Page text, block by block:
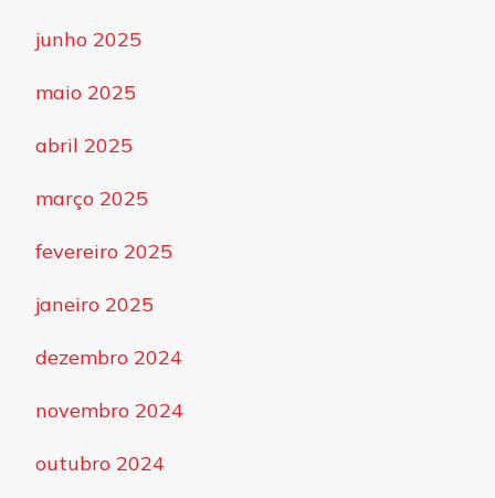
junho 2025
maio 2025
abril 2025
março 2025
fevereiro 2025
janeiro 2025
dezembro 2024
novembro 2024
outubro 2024